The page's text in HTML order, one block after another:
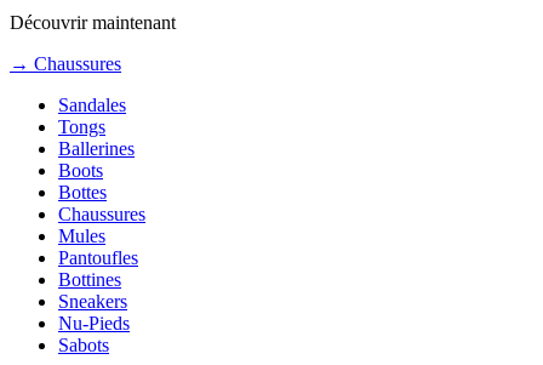
Découvrir maintenant
→ Chaussures
Sandales
Tongs
Ballerines
Boots
Bottes
Chaussures
Mules
Pantoufles
Bottines
Sneakers
Nu-Pieds
Sabots